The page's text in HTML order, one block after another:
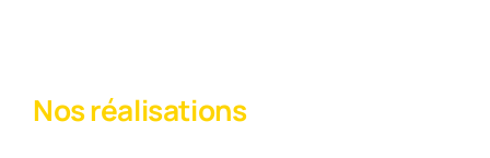
Nos réalisations